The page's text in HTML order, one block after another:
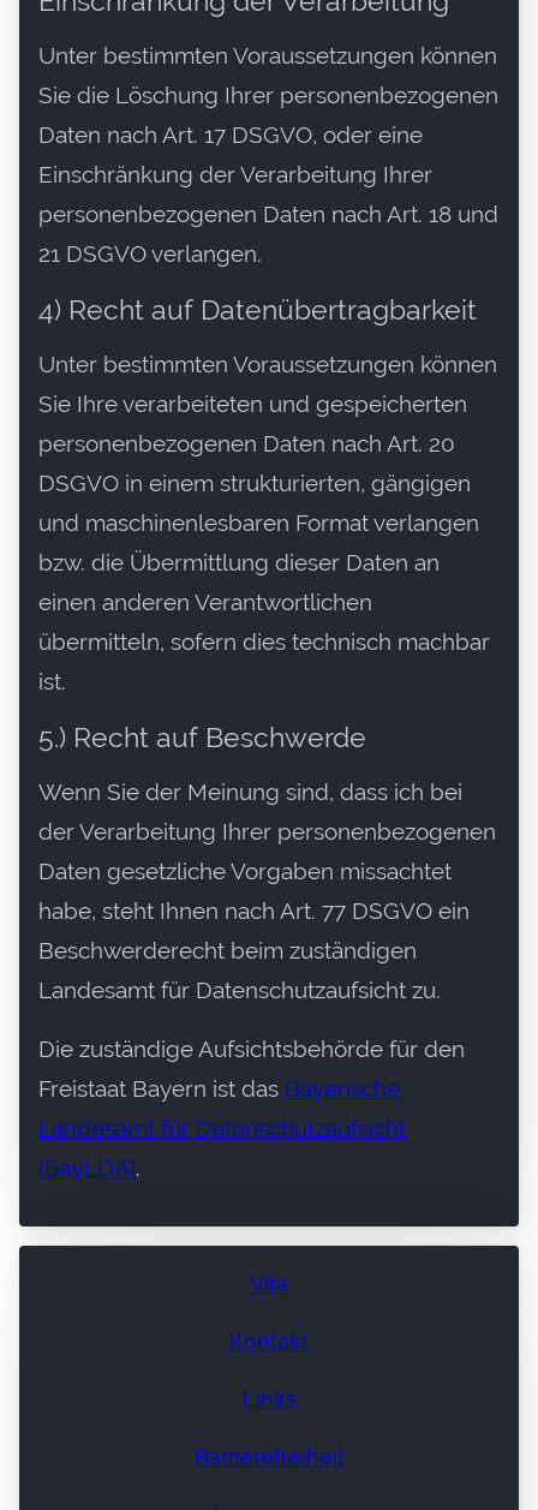
Unter bestimmten Voraussetzungen können
Sie die Löschung Ihrer personenbezogenen
Daten nach Art. 17 DSGVO, oder eine
Einschränkung der Verarbeitung Ihrer
personenbezogenen Daten nach Art. 18 und
21 DSGVO verlangen.
4) Recht auf Datenübertragbarkeit
Unter bestimmten Voraussetzungen können
Sie Ihre verarbeiteten und gespeicherten
personenbezogenen Daten nach Art. 20
DSGVO in einem strukturierten, gängigen
und maschinenlesbaren Format verlangen
bzw. die Übermittlung dieser Daten an
einen anderen Verantwortlichen
übermitteln, sofern dies technisch machbar
ist.
5.) Recht auf Beschwerde
Wenn Sie der Meinung sind, dass ich bei
der Verarbeitung Ihrer personenbezogenen
Daten gesetzliche Vorgaben missachtet
habe, steht Ihnen nach Art. 77 DSGVO ein
Beschwerderecht beim zuständigen
Landesamt für Datenschutzaufsicht zu.
Die zuständige Aufsichtsbehörde für den
Freistaat Bayern ist das Bayerische
Landesamt für Datenschutzaufsicht
(BayLDA).
Vita
Kontakt
Links
Barrierefreiheit